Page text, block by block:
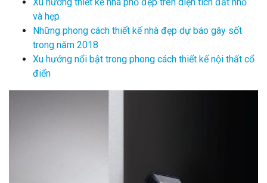
và hẹp
Những phong cách thiết kế nhà đẹp dự báo gây sốt
trong năm 2018
Xu hướng nổi bật trong phong cách thiết kế nội thất cổ
điển